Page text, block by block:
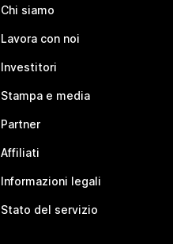
Chi siamo
Lavora con noi
Investitori
Stampa e media
Partner
Affiliati
Informazioni legali
Stato del servizio